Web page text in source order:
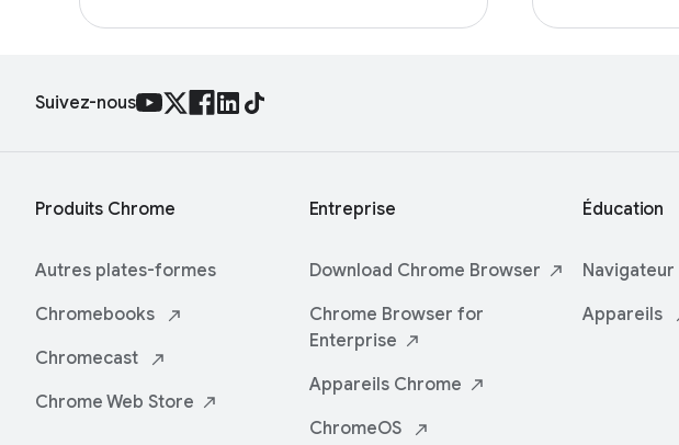
Suivez-nous
Produits Chrome
Autres plates-formes
Chromebooks
Chromecast
Chrome Web Store
Entreprise
Download Chrome Browser
Chrome Browser for
Enterprise
Appareils Chrome
ChromeOS
Éducation
Navigateur
Appareils